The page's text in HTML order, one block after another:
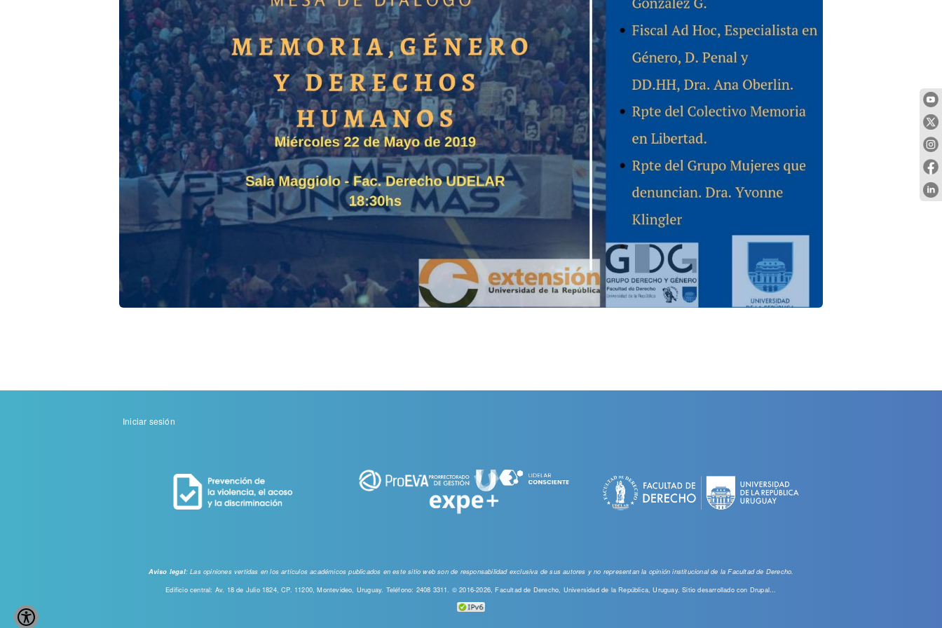
Menu
Iniciar sesión
Aviso legal: Las opiniones vertidas en los artículos académicos publicados en este sitio web son de responsabilidad exclusiva de sus autores y no representan la opinión institucional de la Facultad de Derecho.
Edificio central: Av. 18 de Julio 1824, CP. 11200, Montevideo, Uruguay. Teléfono: 2408 3311. © 2016-2026, Facultad de Derecho, Universidad de la República, Uruguay. Sitio desarrollado con Drupal...